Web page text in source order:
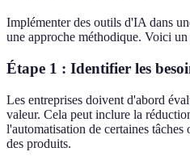
Implémenter des outils d'IA dans
une approche méthodique. Voici un
Étape 1 : Identifier les
Les entreprises doivent d'abord
valeur. Cela peut inclure la
l'automatisation de certaines
des produits.